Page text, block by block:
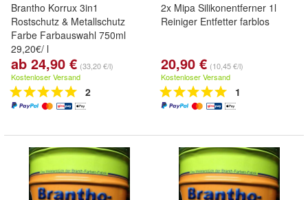
Brantho Korrux 3in1
Rostschutz & Metallschutz
Farbe Farbauswahl 750ml
29,20€/ l
ab 24,90 € (33,20 €/l)
Kostenloser Versand
2
2x Mipa Silikonentferner 1l
Reiniger Entfetter farblos
20,90 € (10,45 €/l)
Kostenloser Versand
1